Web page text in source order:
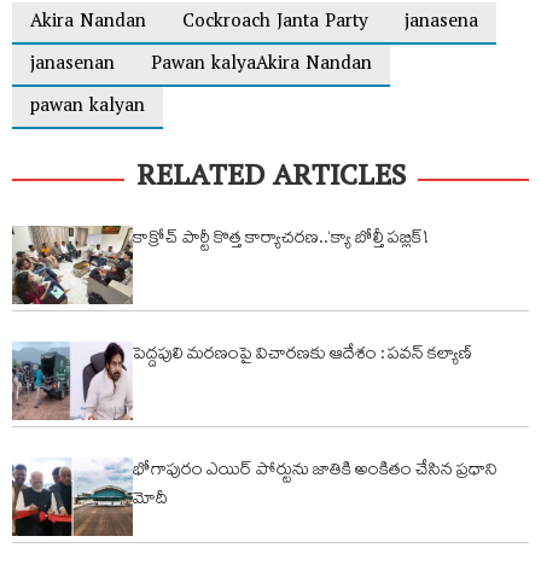
Akira Nandan
Cockroach Janta Party
janasena
janasenan
Pawan kalyaAkira Nandan
pawan kalyan
RELATED ARTICLES
కాక్రోచ్ పార్టీ కొత్త కార్యాచరణ..‘క్యా బోల్తీ పబ్లిక్’!
పెద్దపులి మరణంపై విచారణకు ఆదేశం : పవన్ కల్యాణ్
భోగాపురం ఎయిర్ పోర్టును జాతికి అంకితం చేసిన ప్రధాని
మోదీ